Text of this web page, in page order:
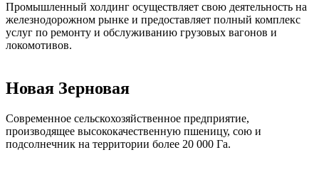
Промышленный холдинг осуществляет свою деятельность на
железнодорожном рынке и предоставляет полный комплекс
услуг по ремонту и обслуживанию грузовых вагонов и
локомотивов.
Новая Зерновая
Современное сельскохозяйственное предприятие,
производящее высококачественную пшеницу, сою и
подсолнечник на территории более 20 000 Га.